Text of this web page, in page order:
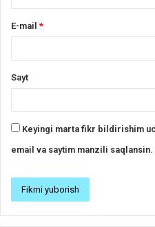
E-mail*
Sayt
Keyingi marta fikr bildirishim
email va saytim manzili saqlansin.